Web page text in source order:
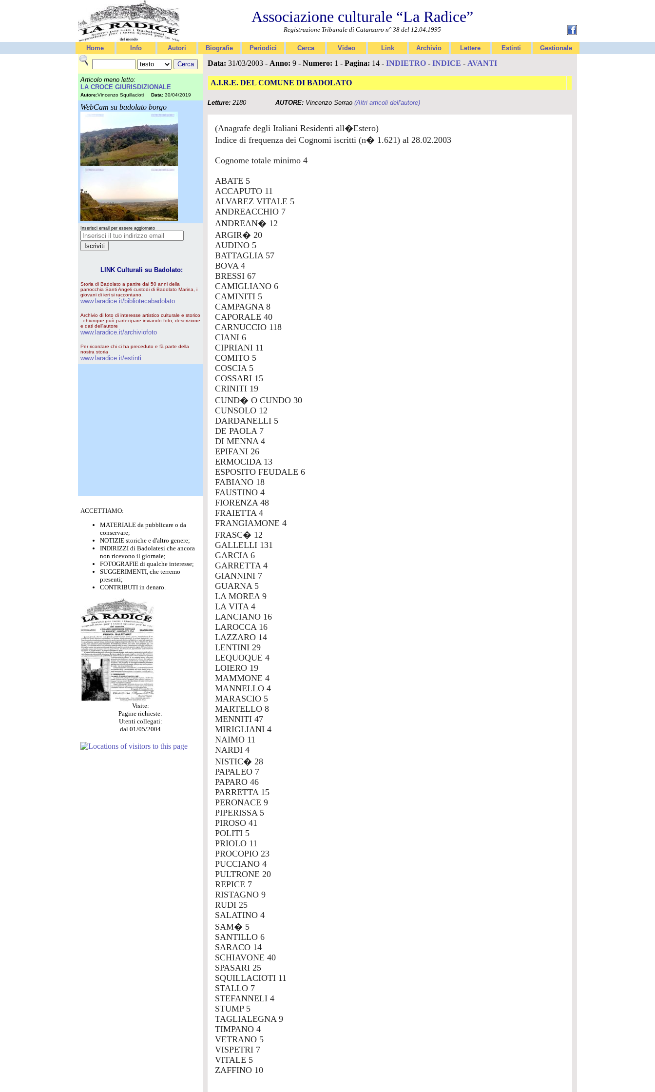
Associazione culturale “La Radice”
Registrazione Tribunale di Catanzaro n° 38 del 12.04.1995
Home Info Autori Biografie Periodici Cerca Video Link Archivio Lettere Estinti Gestionale
Articolo meno letto:
LA CROCE GIURISDIZIONALE
Autore:Vincenzo Squillacioti Data: 30/04/2019
WebCam su badolato borgo
Inserisci email per essere aggiornato
LINK Culturali su Badolato:
Storia di Badolato a partire dai 50 anni della
parrocchia Santi Angeli custodi di Badolato Marina, i
giovani di ieri si raccontano.
www.laradice.it/bibliotecabadolato
Archivio di foto di interesse artistico culturale e storico
- chiunque può partecipare inviando foto, descrizione
e dati dell'autore
www.laradice.it/archiviofoto
Per ricordare chi ci ha preceduto e fà parte della
nostra storia
www.laradice.it/estinti
ACCETTIAMO:
MATERIALE da pubblicare o da
conservare;
NOTIZIE storiche e d'altro genere;
INDIRIZZI di Badolatesi che ancora
non ricevono il giornale;
FOTOGRAFIE di qualche interesse;
SUGGERIMENTI, che terremo
presenti;
CONTRIBUTI in denaro.
Visite:
Pagine richieste:
Utenti collegati:
dal 01/05/2004
Data: 31/03/2003 - Anno: 9 - Numero: 1 - Pagina: 14 - INDIETRO - INDICE - AVANTI
A.I.R.E. DEL COMUNE DI BADOLATO
Letture: 2180 AUTORE: Vincenzo Serrao (Altri articoli dell'autore)
(Anagrafe degli Italiani Residenti all�Estero)
Indice di frequenza dei Cognomi iscritti (n� 1.621) al 28.02.2003
Cognome totale minimo 4
ABATE 5
ACCAPUTO 11
ALVAREZ VITALE 5
ANDREACCHIO 7
ANDREAN� 12
ARGIR� 20
AUDINO 5
BATTAGLIA 57
BOVA 4
BRESSI 67
CAMIGLIANO 6
CAMINITI 5
CAMPAGNA 8
CAPORALE 40
CARNUCCIO 118
CIANI 6
CIPRIANI 11
COMITO 5
COSCIA 5
COSSARI 15
CRINITI 19
CUND� O CUNDO 30
CUNSOLO 12
DARDANELLI 5
DE PAOLA 7
DI MENNA 4
EPIFANI 26
ERMOCIDA 13
ESPOSITO FEUDALE 6
FABIANO 18
FAUSTINO 4
FIORENZA 48
FRAIETTA 4
FRANGIAMONE 4
FRASC� 12
GALLELLI 131
GARCIA 6
GARRETTA 4
GIANNINI 7
GUARNA 5
LA MOREA 9
LA VITA 4
LANCIANO 16
LAROCCA 16
LAZZARO 14
LENTINI 29
LEQUOQUE 4
LOIERO 19
MAMMONE 4
MANNELLO 4
MARASCIO 5
MARTELLO 8
MENNITI 47
MIRIGLIANI 4
NAIMO 11
NARDI 4
NISTIC� 28
PAPALEO 7
PAPARO 46
PARRETTA 15
PERONACE 9
PIPERISSA 5
PIROSO 41
POLITI 5
PRIOLO 11
PROCOPIO 23
PUCCIANO 4
PULTRONE 20
REPICE 7
RISTAGNO 9
RUDI 25
SALATINO 4
SAM� 5
SANTILLO 6
SARACO 14
SCHIAVONE 40
SPASARI 25
SQUILLACIOTI 11
STALLO 7
STEFANNELI 4
STUMP 5
TAGLIALEGNA 9
TIMPANO 4
VETRANO 5
VISPETRI 7
VITALE 5
ZAFFINO 10